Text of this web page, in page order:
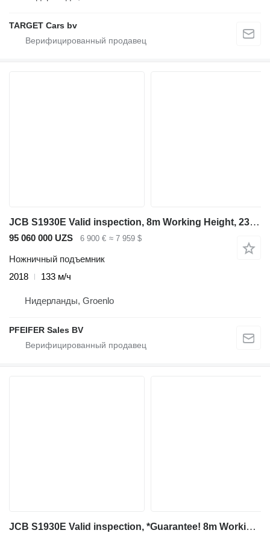
TARGET Cars bv
JCB S1930E Valid inspection, 8m Working Height, 230kg
95 060 000 UZS 6 900 € ≈ 7 959 $
Ножничный подъемник
2018
133 м/ч
Нидерланды, Groenlo
PFEIFER Sales BV
JCB S1930E Valid inspection, *Guarantee! 8m Working He